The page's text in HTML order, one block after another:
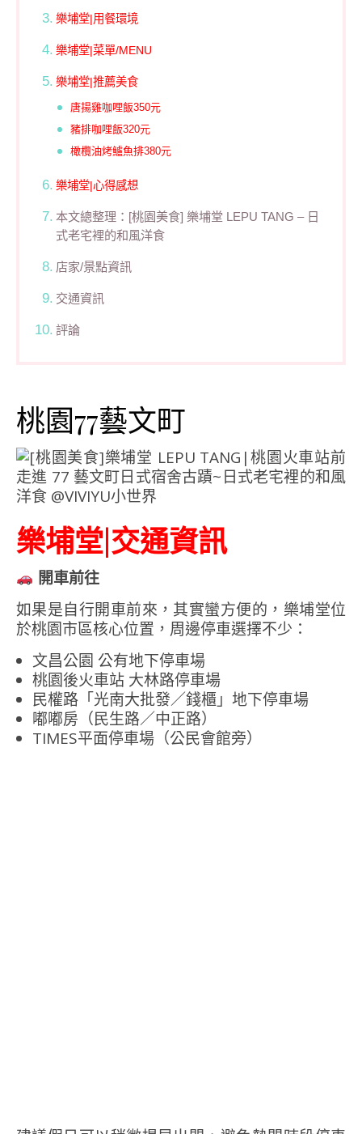
樂埔堂|用餐環境
樂埔堂|菜單/MENU
樂埔堂|推薦美食
唐揚雞咖哩飯350元
豬排咖哩飯320元
橄欖油烤鱸魚排380元
樂埔堂|心得感想
本文總整理：[桃園美食] 樂埔堂 LEPU TANG – 日
式老宅裡的和風洋食
店家/景點資訊
交通資訊
評論
桃園77藝文町
樂埔堂|交通資訊
開車前往
如果是自行開車前來，其實蠻方便的，樂埔堂位
於桃園市區核心位置，周邊停車選擇不少：
文昌公園 公有地下停車場
桃園後火車站 大林路停車場
民權路「光南大批發／錢櫃」地下停車場
嘟嘟房（民生路／中正路）
TIMES平面停車場（公民會館旁）